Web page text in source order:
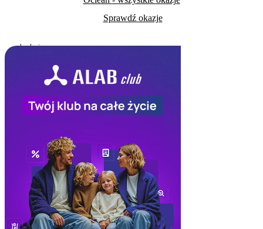
Sprawdź okazje
Do odwołania